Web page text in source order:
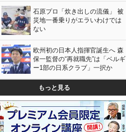
石原プロ「炊き出しの流儀」 被
災地一番乗りがエラいわけでは
ない
欧州初の日本人指揮官誕生へ 森
保一監督の“再就職先”は「ベルギ
ー1部の日系クラブ」一択か
もっと見る